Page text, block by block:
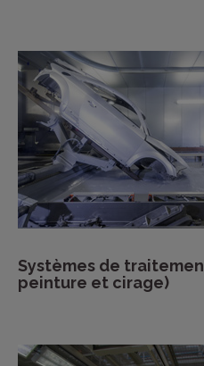
Systèmes de
peinture et cirage)